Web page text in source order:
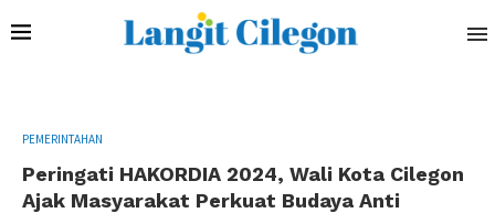
PEMERINTAHAN
Peringati HAKORDIA 2024, Wali Kota Cilegon
Ajak Masyarakat Perkuat Budaya Anti